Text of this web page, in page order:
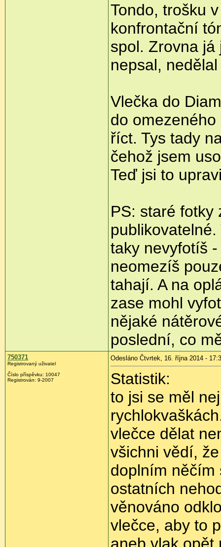
Tondo, trošku
konfrontační
spol. Zrovna
nepsal,
Vlečka do
do
říct. Tys tady
čehož jsem
Teď jsi to
PS: staré fotky
taky nevyfotíš
neomezíš
tahají. A na
zase mohl
nějaké
poslední, co
750371
Registrovaný uživatel
Číslo příspěvku: 10047
Registrován: 9-2007
Odesláno Čtvrtek, 16. října 2014 -
Statistik:
to jsi se měl
vlečce dělat
všichni vědí,
doplním něčím
ostatních
věnováno
vlečce, aby to
aneb vlak opět